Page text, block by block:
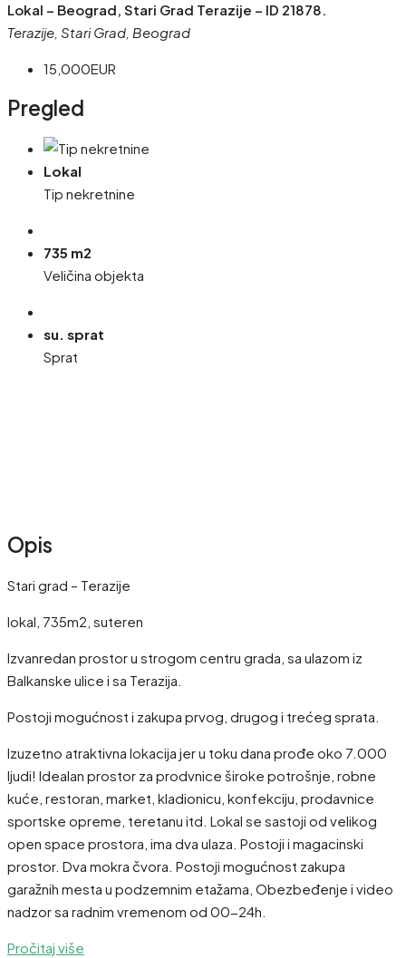
Lokal – Beograd, Stari Grad Terazije – ID 21878.
Terazije, Stari Grad, Beograd
15,000EUR
Pregled
Lokal
Tip nekretnine
735 m2
Veličina objekta
su. sprat
Sprat
Opis
Stari grad – Terazije
lokal, 735m2, suteren
Izvanredan prostor u strogom centru grada, sa ulazom iz
Balkanske ulice i sa Terazija.
Postoji mogućnost i zakupa prvog, drugog i trećeg sprata.
Izuzetno atraktivna lokacija jer u toku dana prođe oko 7.000
ljudi! Idealan prostor za prodvnice široke potrošnje, robne
kuće, restoran, market, kladionicu, konfekciju, prodavnice
sportske opreme, teretanu itd. Lokal se sastoji od velikog
open space prostora, ima dva ulaza. Postoji i magacinski
prostor. Dva mokra čvora. Postoji mogućnost zakupa
garažnih mesta u podzemnim etažama, Obezbeđenje i video
nadzor sa radnim vremenom od 00-24h.
Pročitaj više